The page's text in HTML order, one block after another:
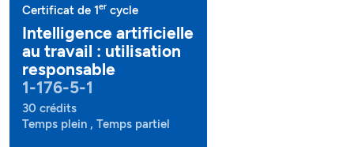
Certificat de 1er cycle
Intelligence artificielle
au travail : utilisation
responsable
1-176-5-1
30 crédits
Temps plein , Temps partiel